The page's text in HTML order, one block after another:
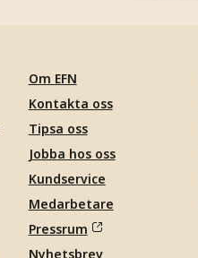
Om EFN
Kontakta oss
Tipsa oss
Jobba hos oss
Kundservice
Medarbetare
Pressrum
Nyhetsbrev